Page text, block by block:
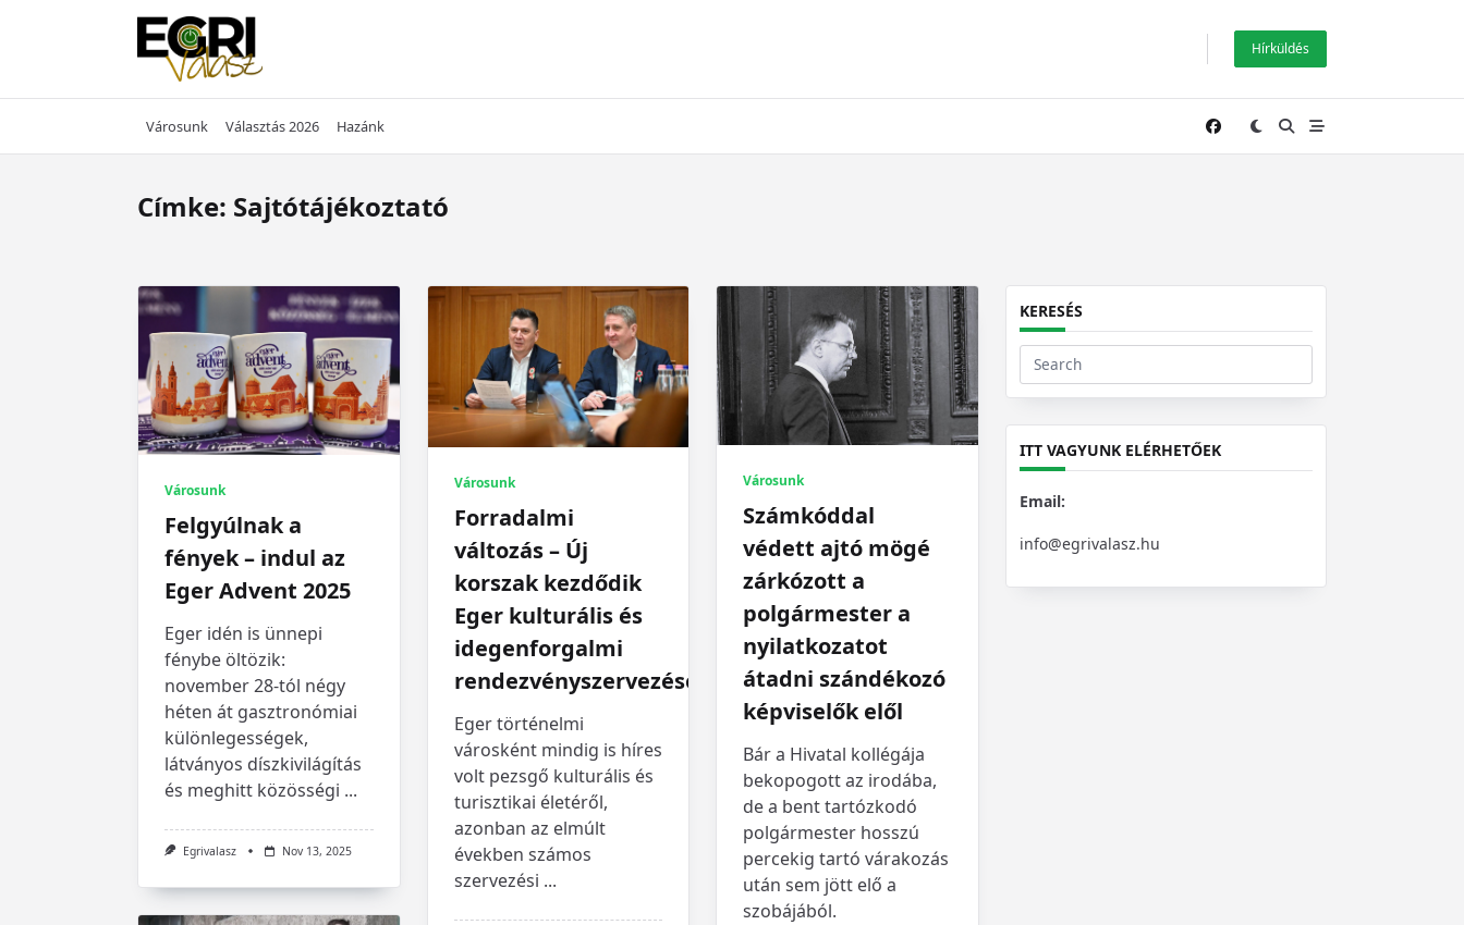
Hírküldés
Városunk Választás 2026 Hazánk
Címke: Sajtótájékoztató
Városunk
Felgyúlnak a
fények – indul az
Eger Advent 2025
Eger idén is ünnepi
fénybe öltözik:
november 28-tól négy
héten át gasztronómiai
különlegességek,
látványos díszkivilágítás
és meghitt közösségi ...
Egrivalasz Nov 13, 2025
Városunk
Forradalmi
változás – Új
korszak kezdődik
Eger kulturális és
idegenforgalmi
rendezvényszervezésében
Eger történelmi
városként mindig is híres
volt pezsgő kulturális és
turisztikai életéről,
azonban az elmúlt
években számos
szervezési ...
Városunk
Számkóddal
védett ajtó mögé
zárkózott a
polgármester a
nyilatkozatot
átadni szándékozó
képviselők elől
Bár a Hivatal kollégája
bekopogott az irodába,
de a bent tartózkodó
polgármester hosszú
percekig tartó várakozás
után sem jött elő a
szobájából.
KERESÉS
Search
for:
ITT VAGYUNK ELÉRHETŐEK
Email:
info@egrivalasz.hu